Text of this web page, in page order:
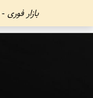
بازار